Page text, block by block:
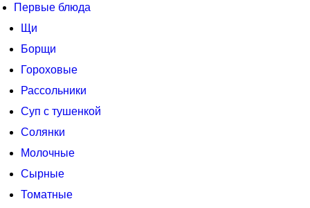
Первые блюда
Щи
Борщи
Гороховые
Рассольники
Суп с тушенкой
Солянки
Молочные
Сырные
Томатные